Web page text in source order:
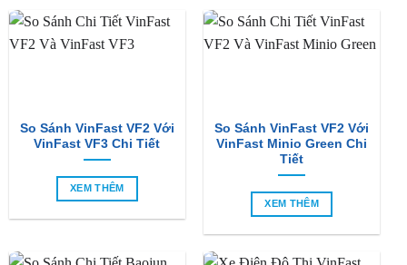
So Sánh VinFast VF2 Với
VinFast VF3 Chi Tiết
XEM THÊM
So Sánh VinFast VF2 Với
VinFast Minio Green Chi
Tiết
XEM THÊM